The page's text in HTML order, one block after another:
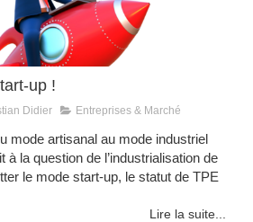
up !
Didier Entreprises & Marché
mode artisanal au mode industriel
à la question de l’industrialisation de
le mode start-up, le statut de TPE
Lire la suite...